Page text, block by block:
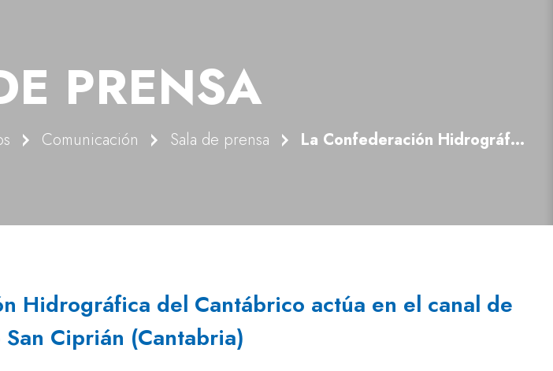
PRENSA
Comunicación Sala de prensa La Confederación Hidrográfica del Cantábrico actúa en el canal de alivio del arroyo San Ciprián (Cantabria)
Hidrográfica del Cantábrico actúa en el canal de
Ciprián (Cantabria)